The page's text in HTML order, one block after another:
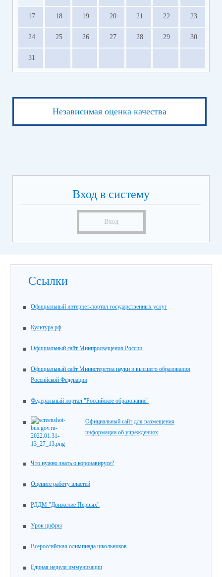
17 18 19 20 21 22 23
24 25 26 27 28 29 30
31
Независимая оценка качества
Вход в систему
Вход
Ссылки
Официальный интернет-портал государственных услуг
Культура.рф
Официальный сайт Минпросвещения России
Официальный сайт Министерства науки и высшего образования
Российской Федерации
Федеральный портал "Российское образование"
Официальный сайт для размещения
информации об учреждениях
Что нужно знать о коронавирусе?
Оцените работу властей
РДДМ "Движение Первых"
Урок цифры
Всероссийская олимпиада школьников
Единая неделя иммунизации